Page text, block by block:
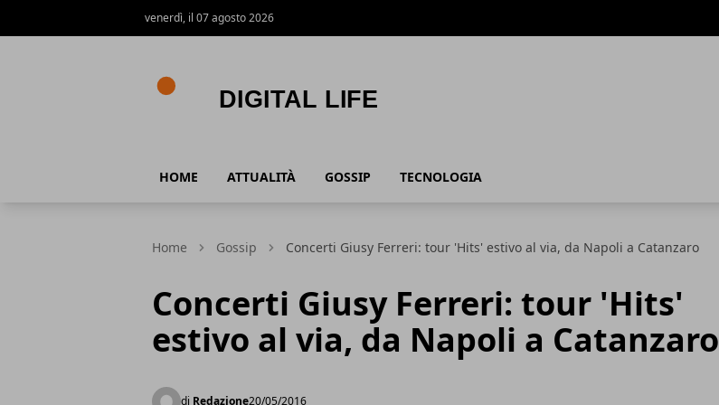
venerdì, il 07 agosto 2026
HOME ATTUALITÀ GOSSIP TECNOLOGIA
Home Gossip Concerti Giusy Ferreri: tour 'Hits' estivo al via, da Napoli a Catanzaro
Concerti Giusy Ferreri: tour 'Hits'
estivo al via, da Napoli a Catanzaro
di Redazione20/05/2016